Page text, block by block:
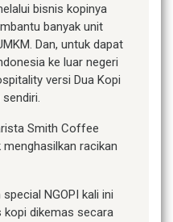
bisnis kopinya
banyak unit
Dan, untuk dapat
ke luar negeri
versi Dua Kopi
Smith Coffee
racikan
NGOPI kali ini
kopi dikemas secara